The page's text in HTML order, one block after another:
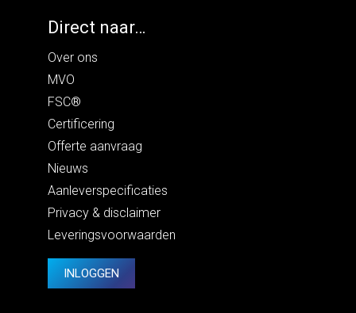
Direct naar…
Over ons
MVO
FSC®
Certificering
Offerte aanvraag
Nieuws
Aanleverspecificaties
Privacy & disclaimer
Leveringsvoorwaarden
INLOGGEN